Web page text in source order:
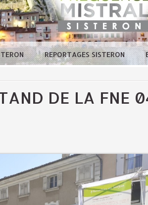
REPORTAGES SISTERON
DE LA FNE